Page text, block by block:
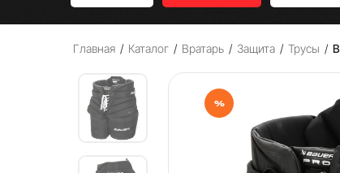
Главная / Каталог / Вратарь / Защита / Трусы /
%